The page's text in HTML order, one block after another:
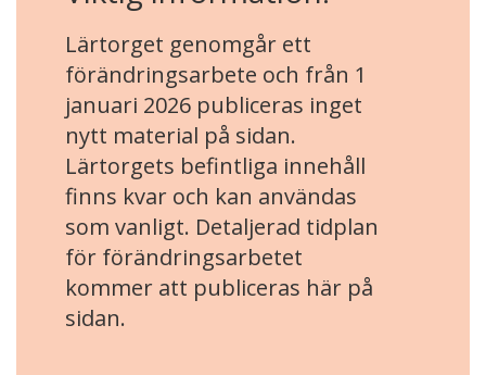
Lärtorget genomgår ett
förändringsarbete och från 1
januari 2026 publiceras inget
nytt material på sidan.
Lärtorgets befintliga innehåll
finns kvar och kan användas
som vanligt. Detaljerad tidplan
för förändringsarbetet
kommer att publiceras här på
sidan.